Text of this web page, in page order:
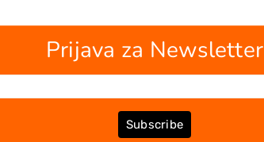
Prijava za Newsletter
Subscribe